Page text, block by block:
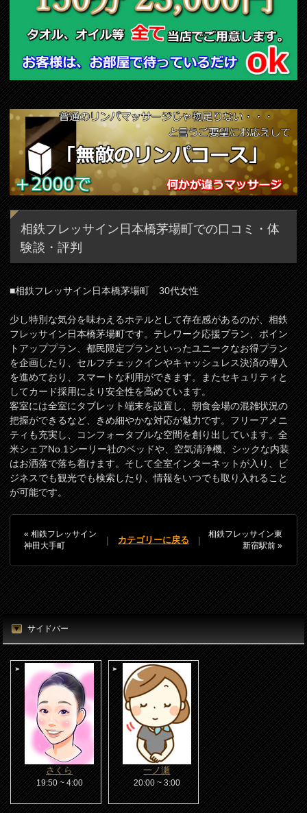
相鉄フレッサイン日本橋茅場町での口コミ・体
験談・評判
■相鉄フレッサイン日本橋茅場町 30代女性
少し特別な気分を味わえるホテルとして存在感があるのが、相鉄
フレッサイン日本橋茅場町です。テレワーク応援プラン、ポイン
トアッププラン、都民限定プランといったユニークなお得プラン
を企画したり、セルフチェックインやキャッシュレス決済の導入
を進めており、スマートな利用ができます。またセキュリティと
してカード採用により安全性を高めています。
客室には全室にタブレット端末を設置し、朝食会場の混雑状況の
把握ができるなど、きめ細やかな対応が魅力です。フリーアメニ
ティも充実し、コンフォータブルな空間を創り出しています。全
米シェアNo.1シーリー社のベッドや、空気清浄機、シックな内装
はお洒落で落ち着けます。そして全室インターネットが入り、ビ
ジネスでも観光でも検索したり、情報をいつでも取り入れること
が可能です。
« 相鉄フレッサイン
神田大手町
| カテゴリーに戻る |
相鉄フレッサイン東
新宿駅前 »
サイドバー
さくら
19:50 ~ 4:00
一ノ瀬
20:00 ~ 3:00